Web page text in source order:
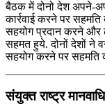
बैठक में दोनो देश अपने-
कार्रवाई करने पर सहमति
सहयोग प्रदान करने और
सहमत हुये. दोनों देशों ने
सहयोग करने पर सहमति
संयुक्त राष्ट्र